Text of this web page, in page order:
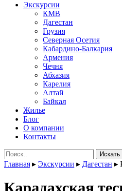
Экскурсии
КМВ
Дагестан
Грузия
Северная Осетия
Кабардино-Балкария
Армения
Чечня
Абхазия
Карелия
Алтай
Байкал
Жилье
Блог
О компании
Контакты
Поиск:
Главная ▸ Экскурсии ▸ Дагестан ▸